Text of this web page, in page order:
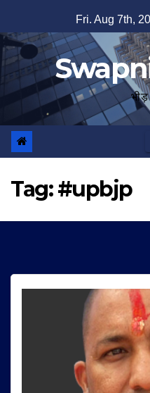
to
content
Fri. Aug 7th,
Tag:#upbjp